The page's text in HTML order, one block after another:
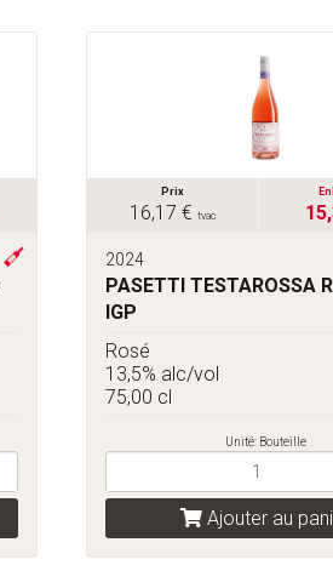
Prix
16,17 € tvac
2024
PASETTI TESTAROSSA
IGP
Rosé
13,5% alc/vol
75,00 cl
Unité: Bouteille
Ajouter au